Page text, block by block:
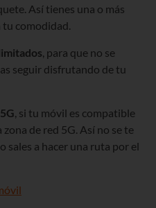
Así tienes una o más
tu comodidad.
, para que no se
seguir disfrutando de tu
, si tu móvil es compatible
de red 5G. Así no se te
sales a hacer una ruta por el